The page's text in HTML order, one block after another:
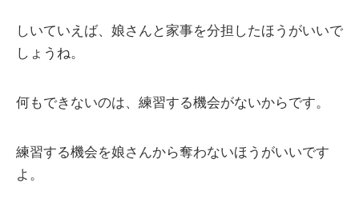
しいていえば、娘さんと家事を分担したほうがいいで
しょうね。
何もできないのは、練習する機会がないからです。
練習する機会を娘さんから奪わないほうがいいです
よ。